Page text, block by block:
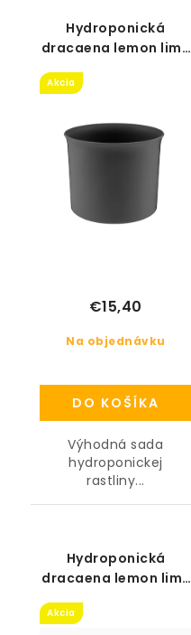
Hydroponická
dracaena lemon lime
Akcia
Na objednávku
€15,40
DO KOŠÍKA
Výhodná sada
hydroponickej
rastliny...
Hydroponická
dracaena lemon lime
v zelenom kvetináči
Akcia